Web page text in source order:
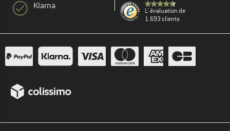
Klarna
L' évaluation de
1.693 clients